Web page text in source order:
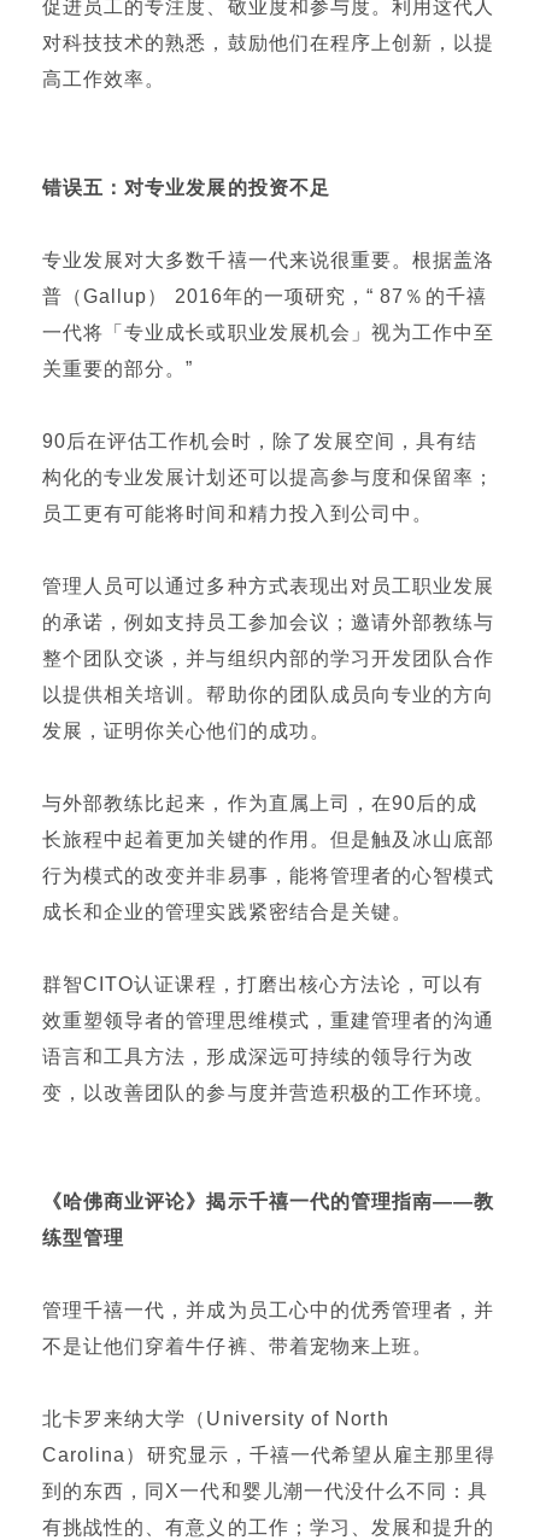
促进员工的专注度、敬业度和参与度。利用这代人
对科技技术的熟悉，鼓励他们在程序上创新，以提
高工作效率。
错误五： 对专业发展的投资不足
专业发展对大多数千禧一代来说很重要。根据盖洛
普（Gallup） 2016年的一项研究，“ 87％的千禧
一代将「专业成长或职业发展机会」视为工作中至
关重要的部分。”
90后在评估工作机会时，除了发展空间，具有结
构化的专业发展计划还可以提高参与度和保留率；
员工更有可能将时间和精力投入到公司中。
管理人员可以通过多种方式表现出对员工职业发展
的承诺，例如支持员工参加会议；邀请外部教练与
整个团队交谈，并与组织内部的学习开发团队合作
以提供相关培训。帮助你的团队成员向专业的方向
发展，证明你关心他们的成功。
与外部教练比起来，作为直属上司，在90后的成
长旅程中起着更加关键的作用。但是触及冰山底部
行为模式的改变并非易事，能将管理者的心智模式
成长和企业的管理实践紧密结合是关键。
群智CITO认证课程，打磨出核心方法论，可以有
效重塑领导者的管理思维模式，重建管理者的沟通
语言和工具方法，形成深远可持续的领导行为改
变，以改善团队的参与度并营造积极的工作环境。
《哈佛商业评论》揭示千禧一代的管理指南——教
练型管理
管理千禧一代，并成为员工心中的优秀管理者，并
不是让他们穿着牛仔裤、带着宠物来上班。
北卡罗来纳大学（University of North
Carolina）研究显示，千禧一代希望从雇主那里得
到的东西，同X一代和婴儿潮一代没什么不同：具
有挑战性的、有意义的工作；学习、发展和提升的